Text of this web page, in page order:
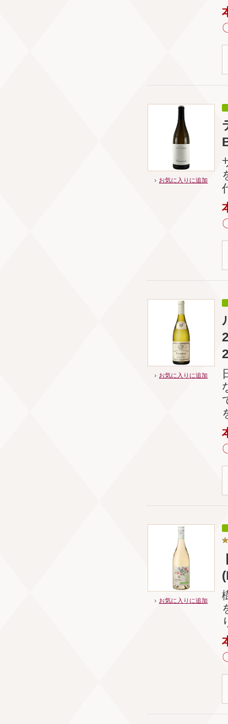
お気に入りに追加
お気に入りに追加
お気に入りに追加